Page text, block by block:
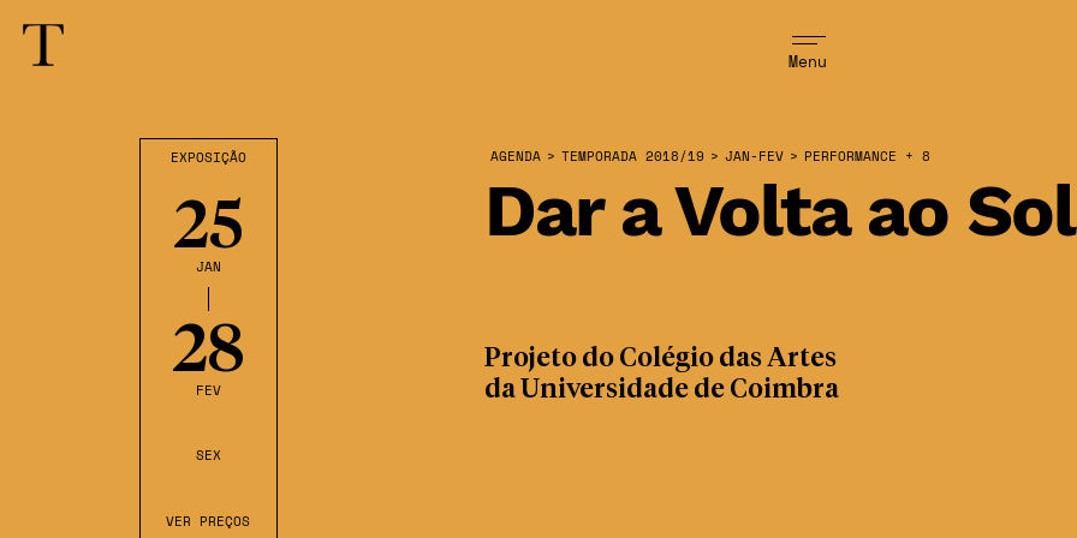
Menu
Dar a Volta ao Sol
EXPOSIÇÃO
25
JAN
28
FEV
SEX
VER PREÇOS
AGENDA > TEMPORADA 2018/19 > JAN-FEV > PERFORMANCE + 8
Projeto do Colégio das Artes
da Universidade de Coimbra